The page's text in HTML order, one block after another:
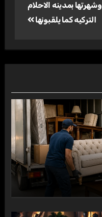
وشهرتها بمدينه الاحلام
التركيه كما يلقبونها